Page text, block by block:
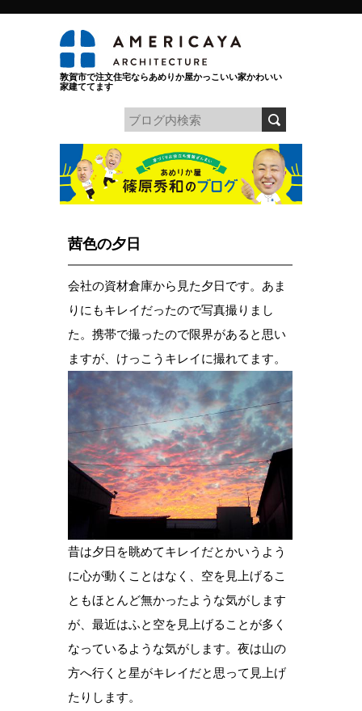
敦賀市で注文住宅ならあめりか屋かっこいい家かわいい
家建ててます
茜色の夕日
会社の資材倉庫から見た夕日です。あま
りにもキレイだったので写真撮りまし
た。携帯で撮ったので限界があると思い
ますが、けっこうキレイに撮れてます。
昔は夕日を眺めてキレイだとかいうよう
に心が動くことはなく、空を見上げるこ
ともほとんど無かったような気がします
が、最近はふと空を見上げることが多く
なっているような気がします。夜は山の
方へ行くと星がキレイだと思って見上げ
たりします。